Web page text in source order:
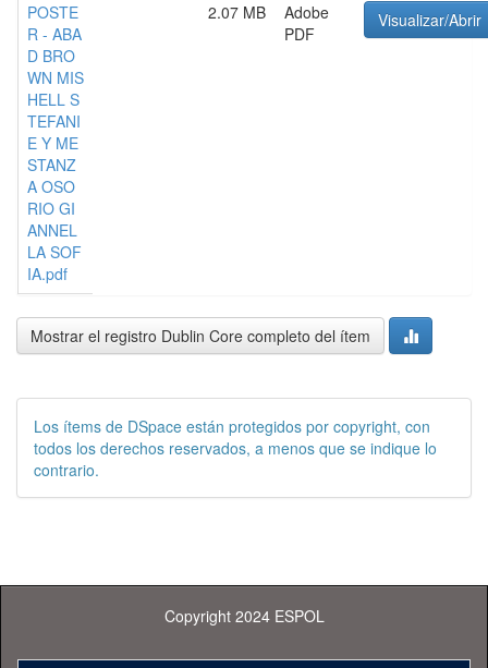
POSTE
R - ABA
D BRO
WN MIS
HELL S
TEFANI
E Y ME
STANZ
A OSO
RIO GI
ANNEL
LA SOF
IA.pdf
2.07 MB
Adobe
PDF
Visualizar/Abrir
Mostrar el registro Dublin Core completo del ítem
Los ítems de DSpace están protegidos por copyright, con
todos los derechos reservados, a menos que se indique lo
contrario.
Copyright 2024 ESPOL